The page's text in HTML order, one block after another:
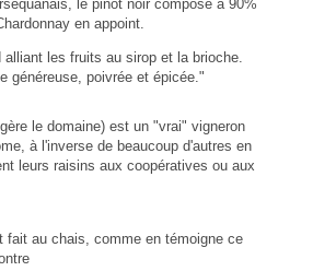
le pinot noir compose à 90%
en appoint.
alliant les fruits au sirop et la brioche.
généreuse, poivrée et épicée."
le domaine) est un "vrai" vigneron
à l'inverse de beaucoup d'autres en
leurs raisins aux coopératives ou aux
fait au chais, comme en témoigne ce